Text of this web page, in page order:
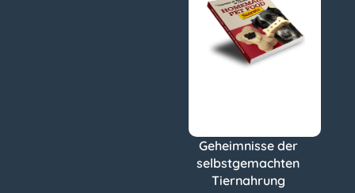
Geheimnisse der
selbstgemachten
Tiernahrung